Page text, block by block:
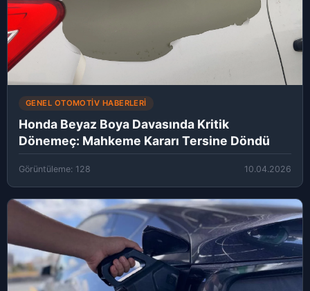
GENEL OTOMOTIV HABERLERI
Honda Beyaz Boya Davasında Kritik
Dönemeç: Mahkeme Kararı Tersine Döndü
Görüntüleme: 128 10.04.2026